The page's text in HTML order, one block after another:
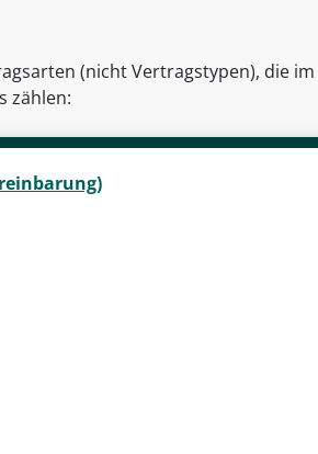
(nicht Vertragstypen), die im
zählen: